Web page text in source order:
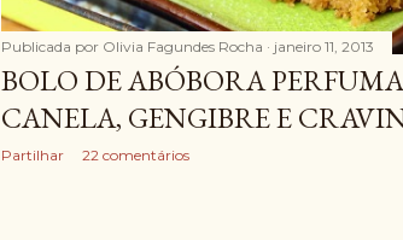
Publicada por Olivia Fagundes Rocha janeiro 11, 2013
BOLO DE ABÓBORA
CANELA, GENGIBRE E
Partilhar 22 comentários